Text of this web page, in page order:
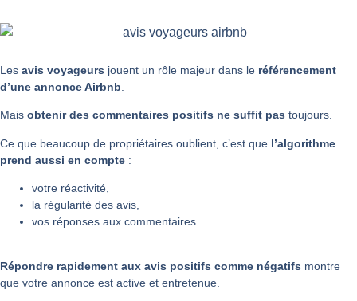
Les avis voyageurs jouent un rôle majeur dans le référencement
d’une annonce Airbnb
Mais obtenir des commentaires positifs ne suffit pas toujours.
Ce que beaucoup de propriétaires oublient, c’est que l’algorithme
prend aussi en compte :
votre réactivité,
la régularité des avis,
vos réponses aux commentaires.
Répondre rapidement aux avis positifs comme négatifs montre
que votre annonce est active et entretenue.